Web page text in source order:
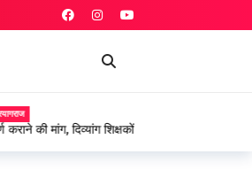
शिक्षकों ने शासन के प्रति